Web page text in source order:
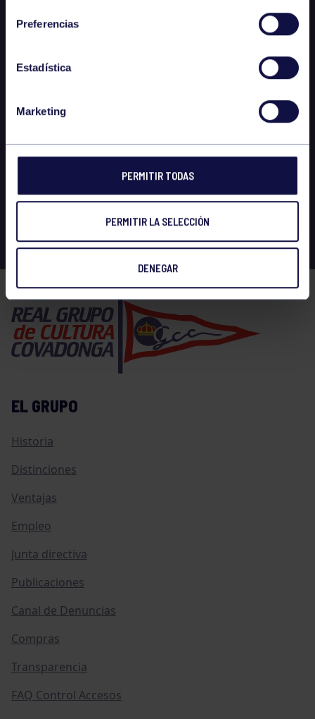
Preferencias
Estadística
Marketing
PERMITIR TODAS
PERMITIR LA SELECCIÓN
DENEGAR
EL GRUPO
Historia
Distinciones
Ventajas
Empleo
Junta directiva
Publicaciones
Canal de Denuncias
Compras
Transparencia
FAQ Control Accesos